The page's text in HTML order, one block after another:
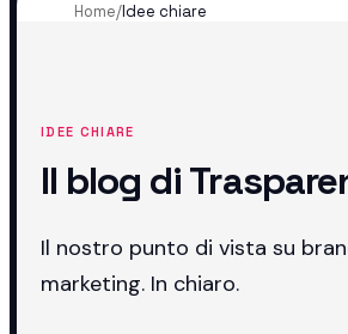
Home/Idee chiare
IDEE CHIARE
Il blog di
Il nostro punto di vista su
marketing. In chiaro.